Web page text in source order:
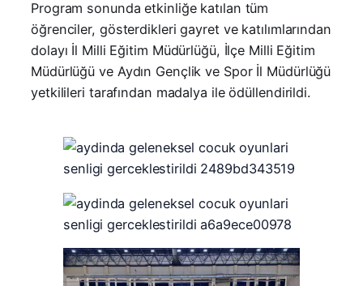
Program sonunda etkinliğe katılan tüm
öğrenciler, gösterdikleri gayret ve katılımlarından
dolayı İl Milli Eğitim Müdürlüğü, İlçe Milli Eğitim
Müdürlüğü ve Aydın Gençlik ve Spor İl Müdürlüğü
yetkilileri tarafından madalya ile ödüllendirildi.